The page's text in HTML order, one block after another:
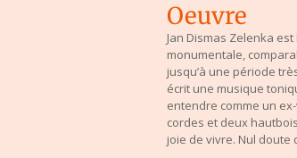
Oeuvre
Jan Dismas Zelenka
monumentale,
jusqu’à une période
écrit une musique
entendre comme un
cordes et deux
joie de vivre. Nul doute